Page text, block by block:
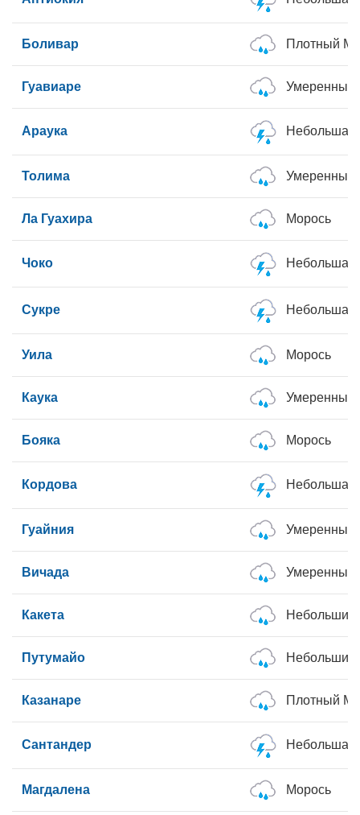
Боливар Плотный
Гуавиаре Умеренные
Араука Небольшая
Толима Умеренный
Ла Гуахира Морось
Чоко Небольшая
Сукре Небольшая
Уила Морось
Каука Умеренные
Бояка Морось
Кордова Небольшая
Гуайния Умеренные
Вичада Умеренные
Какета Небольшие
Путумайо Небольшие
Казанаре Плотный
Сантандер Небольшая
Магдалена Морось